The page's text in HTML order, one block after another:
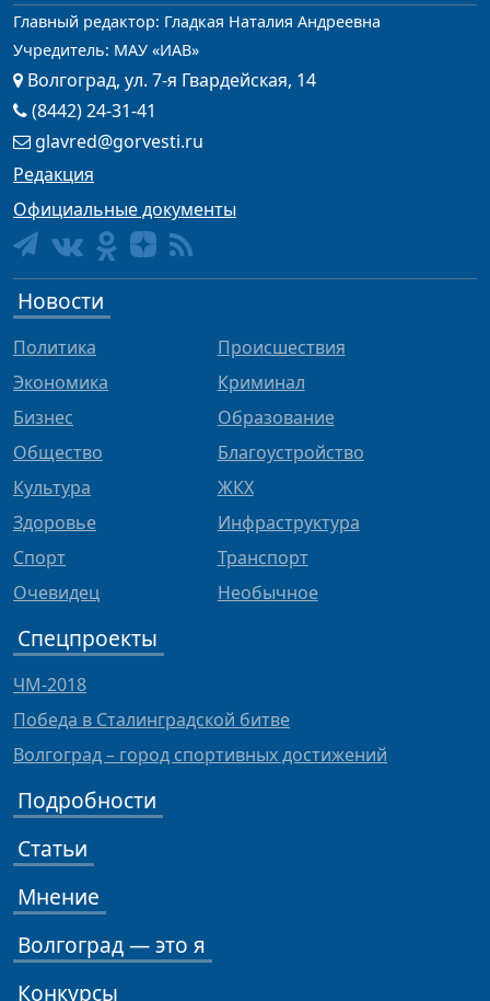
Главный редактор: Гладкая Наталия Андреевна
Учредитель: МАУ «ИАВ»
Волгоград, ул. 7-я Гвардейская, 14
(8442) 24-31-41
glavred@gorvesti.ru
Редакция
Официальные документы
Новости
Политика
Экономика
Бизнес
Общество
Культура
Здоровье
Спорт
Очевидец
Происшествия
Криминал
Образование
Благоустройство
ЖКХ
Инфраструктура
Транспорт
Необычное
Спецпроекты
ЧМ-2018
Победа в Сталинградской битве
Волгоград – город спортивных достижений
Подробности
Статьи
Мнение
Волгоград — это я
Конкурсы